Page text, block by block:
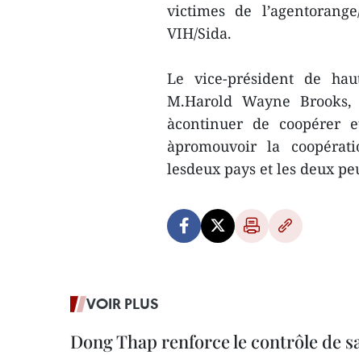
victimes de
VIH/Sida.
Le vice-président de
M.Harold Wayne
àcontinuer de coopérer
àpromouvoir la
lesdeux pays et les deux
VOIR PLUS
Dong Thap renforce le contrôle de